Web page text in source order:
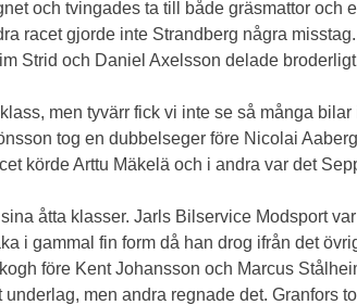
och tvingades ta till både gräsmattor
racet gjorde inte Strandberg några
Strid och Daniel Axelsson delade
men tyvärr fick vi inte se så många
tog en dubbelseger före Nicolai
körde Arttu Mäkelä och i andra var det
åtta klasser. Jarls Bilservice Modsport
i gammal fin form då han drog ifrån det
före Kent Johansson och Marcus
men andra regnade det. Granfors